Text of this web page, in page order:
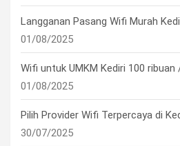
Langganan Pasang Wifi Murah
01/08/2025
Wifi untuk UMKM Kediri 100 ribuan
01/08/2025
Pilih Provider Wifi Terpercaya di
30/07/2025